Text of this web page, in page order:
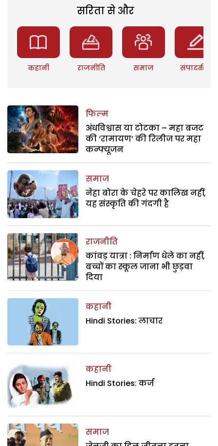
सरिता से और
कहानी राजनीति समाज संपादकीय
फिल्म
अंधविश्वास या टोटका – महा बजट
की ‘रामायण’ की रिलीज पर महा
कन्फ्यूजन
समाज
नेहा बोरा के चेहरे पर कालिख नहीं,
यह संस्कृति की गंदगी है
राजनीति
कांवड़ यात्रा : निर्माण धेले का नहीं,
बच्चों का स्कूल जाना भी छुड़वा
दिया
कहानी
Hindi Stories: लाचार
कहानी
Hindi Stories: कर्ज
समाज